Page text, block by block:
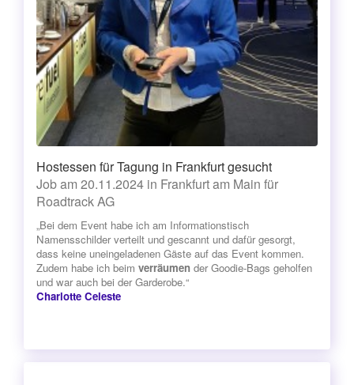
Hostessen für Tagung in Frankfurt gesucht
Job am 20.11.2024 in Frankfurt am Main für
Roadtrack AG
„Bei dem Event habe ich am Informationstisch
Namensschilder verteilt und gescannt und dafür gesorgt,
dass keine uneingeladenen Gäste auf das Event kommen.
Zudem habe ich beim verräumen der Goodie-Bags geholfen
und war auch bei der Garderobe.“
Charlotte Celeste